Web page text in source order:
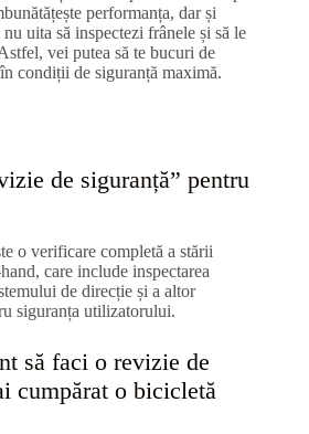
performanța, dar și
uita să inspectezi frânele și să le
vei putea să te bucuri de
condiții de siguranță maximă.
de siguranță” pentru
o verificare completă a stării
care include inspectarea
de direcție și a altor
siguranța utilizatorului.
să faci o revizie de
cumpărat o bicicletă